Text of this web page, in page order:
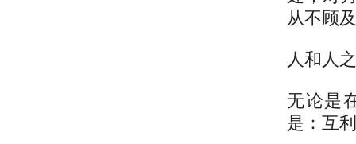
从不顾
人和人
无论是
是：互